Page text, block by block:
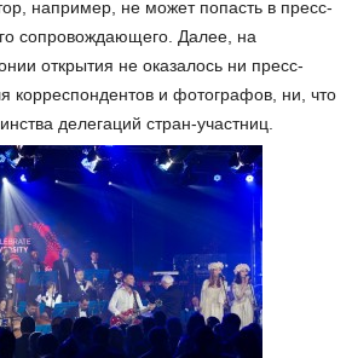
например, не может попасть в пресс-
сопровождающего. Далее, на
открытия не оказалось ни пресс-
корреспондентов и фотографов, ни, что
делегаций стран-участниц.